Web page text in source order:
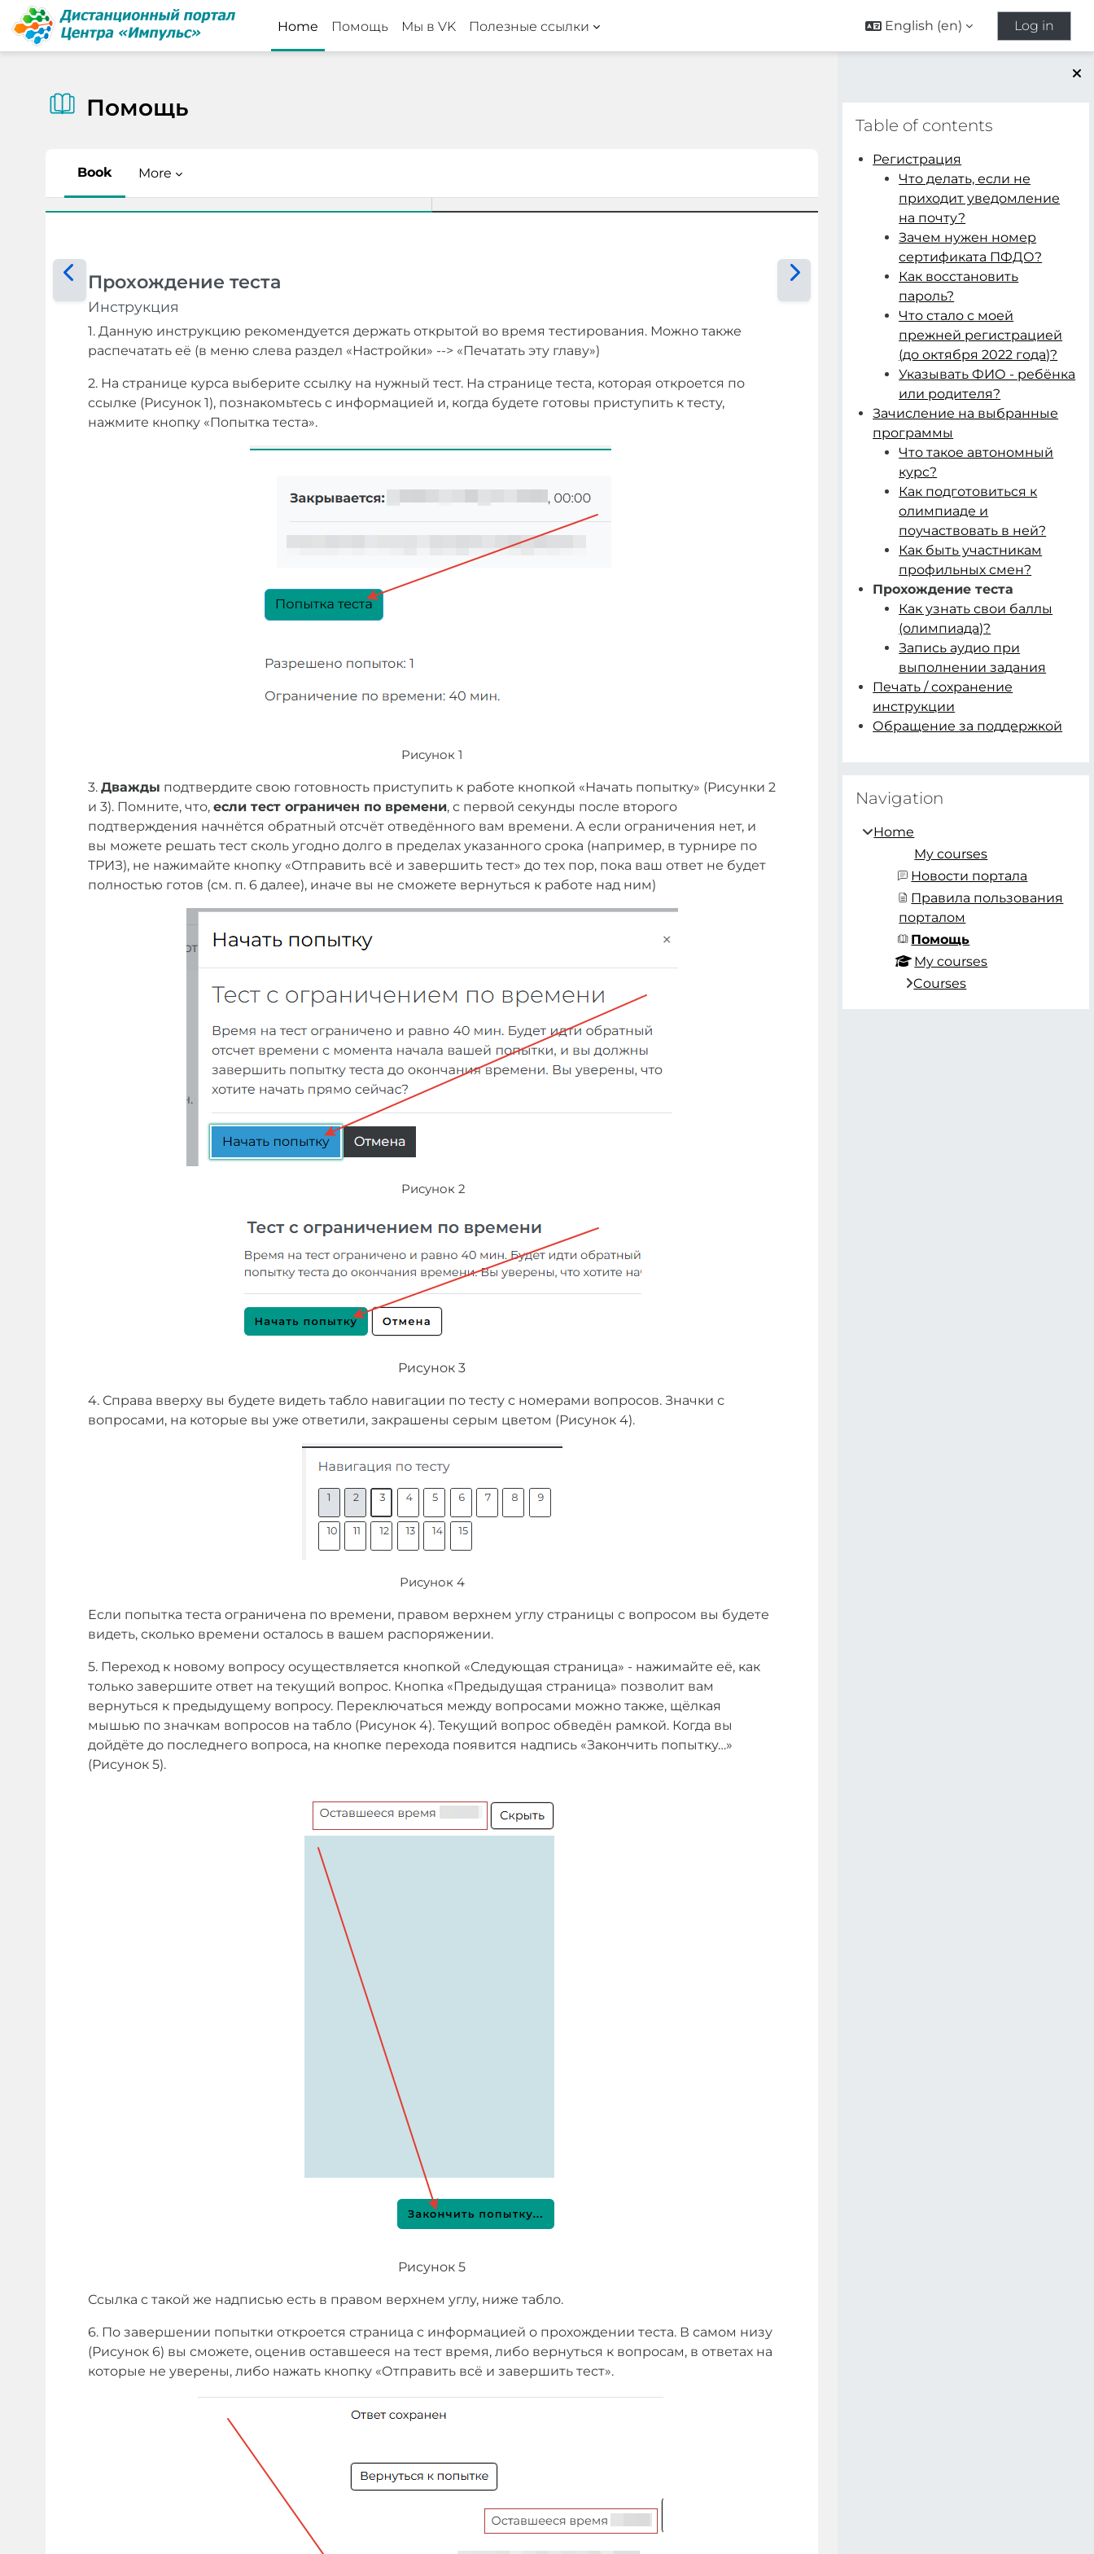
Skip to main content
Home
Помощь Мы в VK Полезные ссылки English ‎(en)‎ Log in
Blocks
Table of contents
Регистрация
Что делать, если не
приходит уведомление
на почту?
Зачем нужен номер
сертификата ПФДО?
Как восстановить
пароль?
Что стало с моей
прежней регистрацией
(до октября 2022 года)?
Указывать ФИО - ребёнка
или родителя?
Зачисление на выбранные
программы
Что такое автономный
курс?
Как подготовиться к
олимпиаде и
поучаствовать в ней?
Как быть участникам
профильных смен?
Прохождение теста
Как узнать свои баллы
(олимпиада)?
Запись аудио при
выполнении задания
Печать / сохранение
инструкции
Обращение за поддержкой
Navigation
Home
My courses
Новости портала
Правила пользования
порталом
Помощь
My courses
Courses
Помощь
Book More
Прохождение теста
Инструкция
1. Данную инструкцию рекомендуется держать открытой во время тестирования. Можно также
распечатать её (в меню слева раздел «Настройки» --> «Печатать эту главу»)
2. На странице курса выберите ссылку на нужный тест. На странице теста, которая откроется по
ссылке (Рисунок 1), познакомьтесь с информацией и, когда будете готовы приступить к тесту,
нажмите кнопку «Попытка теста».
Рисунок 1
3. Дважды подтвердите свою готовность приступить к работе кнопкой «Начать попытку» (Рисунки 2
и 3). Помните, что, если тест ограничен по времени, с первой секунды после второго
подтверждения начнётся обратный отсчёт отведённого вам времени. А если ограничения нет, и
вы можете решать тест сколь угодно долго в пределах указанного срока (например, в турнире по
ТРИЗ), не нажимайте кнопку «Отправить всё и завершить тест» до тех пор, пока ваш ответ не будет
полностью готов (см. п. 6 далее), иначе вы не сможете вернуться к работе над ним)
Рисунок 2
Рисунок 3
4. Справа вверху вы будете видеть табло навигации по тесту с номерами вопросов. Значки с
вопросами, на которые вы уже ответили, закрашены серым цветом (Рисунок 4).
Рисунок 4
Если попытка теста ограничена по времени, правом верхнем углу страницы с вопросом вы будете
видеть, сколько времени осталось в вашем распоряжении.
5. Переход к новому вопросу осуществляется кнопкой «Следующая страница» - нажимайте её, как
только завершите ответ на текущий вопрос. Кнопка «Предыдущая страница» позволит вам
вернуться к предыдущему вопросу. Переключаться между вопросами можно также, щёлкая
мышью по значкам вопросов на табло (Рисунок 4). Текущий вопрос обведён рамкой. Когда вы
дойдёте до последнего вопроса, на кнопке перехода появится надпись «Закончить попытку…»
(Рисунок 5).
Рисунок 5
Ссылка с такой же надписью есть в правом верхнем углу, ниже табло.
6. По завершении попытки откроется страница с информацией о прохождении теста. В самом низу
(Рисунок 6) вы сможете, оценив оставшееся на тест время, либо вернуться к вопросам, в ответах на
которые не уверены, либо нажать кнопку «Отправить всё и завершить тест».